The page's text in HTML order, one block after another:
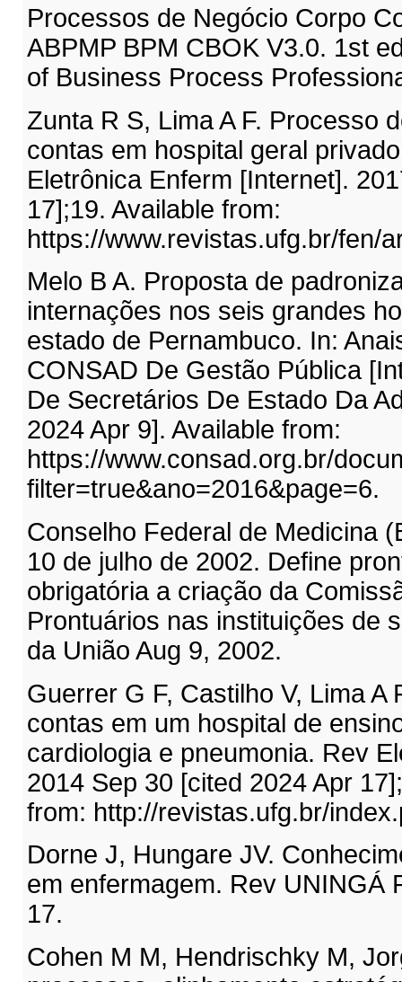
Processos de Negócio Corpo
ABPMP BPM CBOK V3.0. 1st
of Business Process
Zunta R S, Lima A F. Processo
contas em hospital geral
Eletrônica Enferm [Internet].
17];19. Available from:
https://www.revistas.ufg.br/fen/
Melo B A. Proposta de
internações nos seis grandes
estado de Pernambuco. In:
CONSAD De Gestão Pública
De Secretários De Estado Da
2024 Apr 9]. Available from:
https://www.consad.org.br/
filter=true&ano=2016&page=6.
Conselho Federal de Medicina
10 de julho de 2002. Define
obrigatória a criação da
Prontuários nas instituições de
da União Aug 9, 2002.
Guerrer G F, Castilho V, Lima
contas em um hospital de
cardiologia e pneumonia. Rev
2014 Sep 30 [cited 2024 Apr
from: http://revistas.ufg.br/
Dorne J, Hungare JV.
em enfermagem. Rev UNINGÁ
17.
Cohen M M, Hendrischky M,